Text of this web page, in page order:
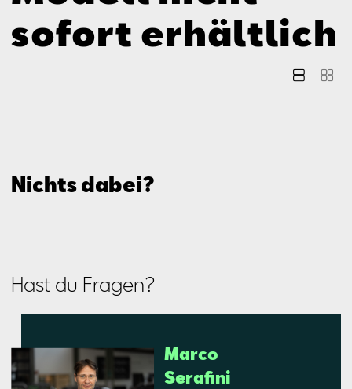
Aktionen
sofort erhältlich
Nichts dabei?
Hast du Fragen?
Mar­co
Sera­fi­ni